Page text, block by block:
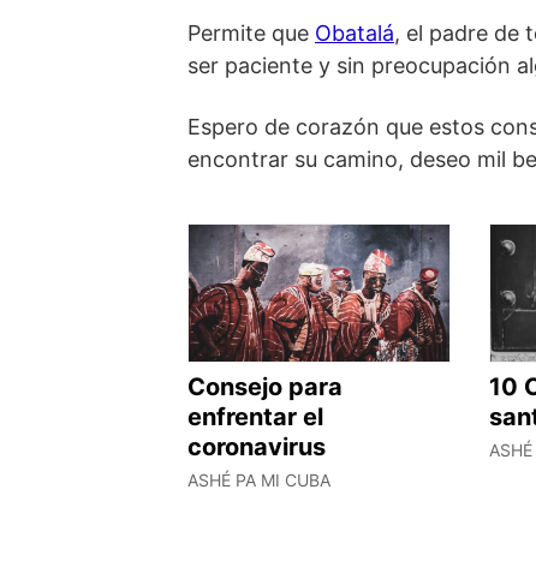
Permite que Obatalá, el padre de
ser paciente y sin preocupación
Espero de corazón que estos
encontrar su camino, deseo mil
Consejo para
enfrentar el
coronavirus
ASHÉ PA MI CUBA
10